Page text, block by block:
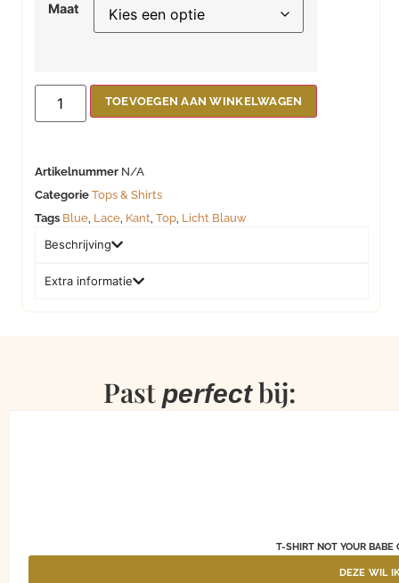
Maat
TOEVOEGEN AAN WINKELWAGEN
Artikelnummer N/A
Categorie Tops & Shirts
Tags Blue, Lace, Kant, Top, Licht Blauw
Beschrijving
Extra informatie
Past perfectbij:
T-SHIRT NOT YOUR BABE
DEZE WIL